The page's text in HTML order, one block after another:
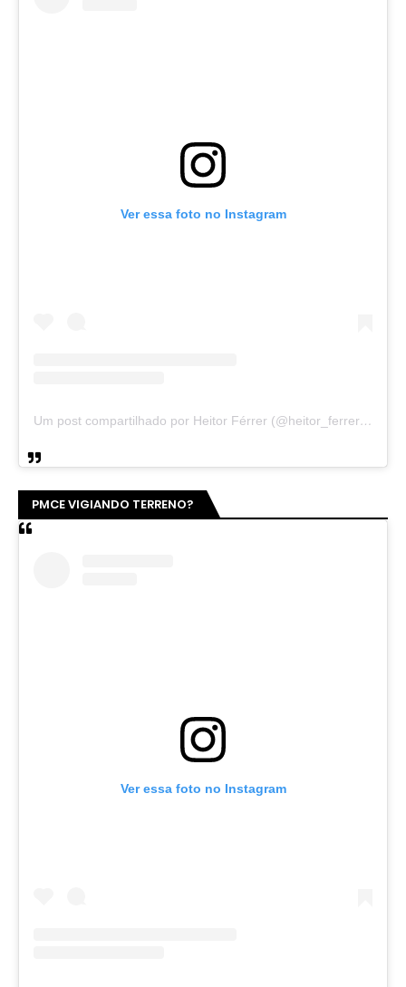
Ver essa foto no Instagram
Um post compartilhado por Heitor Férrer (@heitor_ferrer77)
PMCE VIGIANDO TERRENO?
Ver essa foto no Instagram